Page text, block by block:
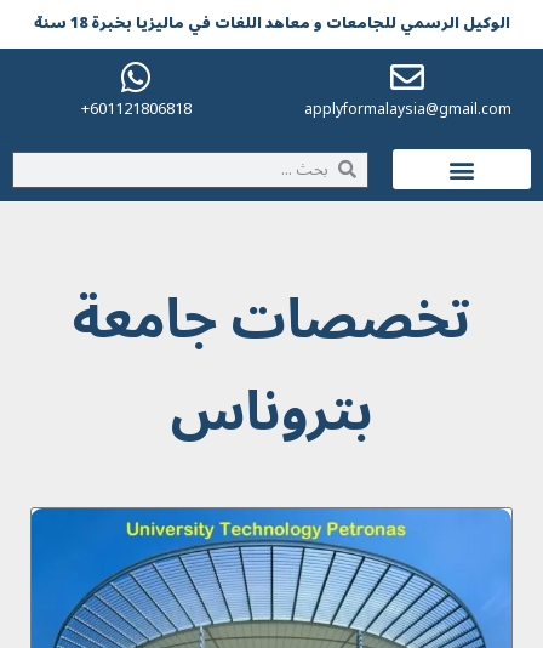
الوکیل الرسمي للجامعات و معاهد اللغات في مالیزیا بخبرة 18 سنة
applyformalaysia@gmail.com
601121806818+
تخصصات جامعة
بتروناس